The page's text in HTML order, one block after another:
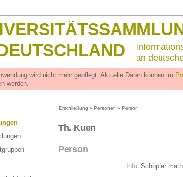
an
wird nicht mehr gepflegt. Aktuelle Daten können im
werden.
Erschließung » Personen » Person
Th. Kuen
Person
Info Schöpfer